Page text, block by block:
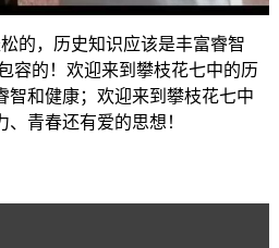
的，历史知识应该是丰富睿智
容的！欢迎来到攀枝花七中的历
智和健康；欢迎来到攀枝花七中
青春还有爱的思想！